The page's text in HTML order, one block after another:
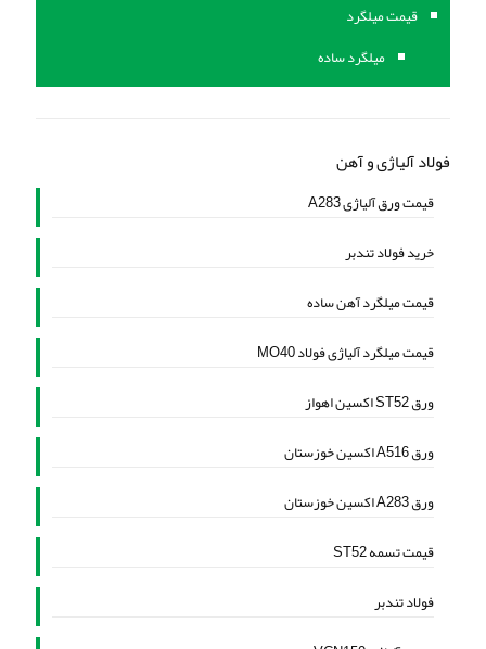
قیمت میلگرد
میلگرد ساده
فولاد آلیاژی و آهن
قیمت ورق آلیاژی A283
خرید فولاد تندبر
قیمت میلگرد آهن ساده
قیمت میلگرد آلیاژی فولاد MO40
ورق ST52 اکسین اهواز
ورق A516 اکسین خوزستان
ورق A283 اکسین خوزستان
قیمت تسمه ST52
فولاد تندبر